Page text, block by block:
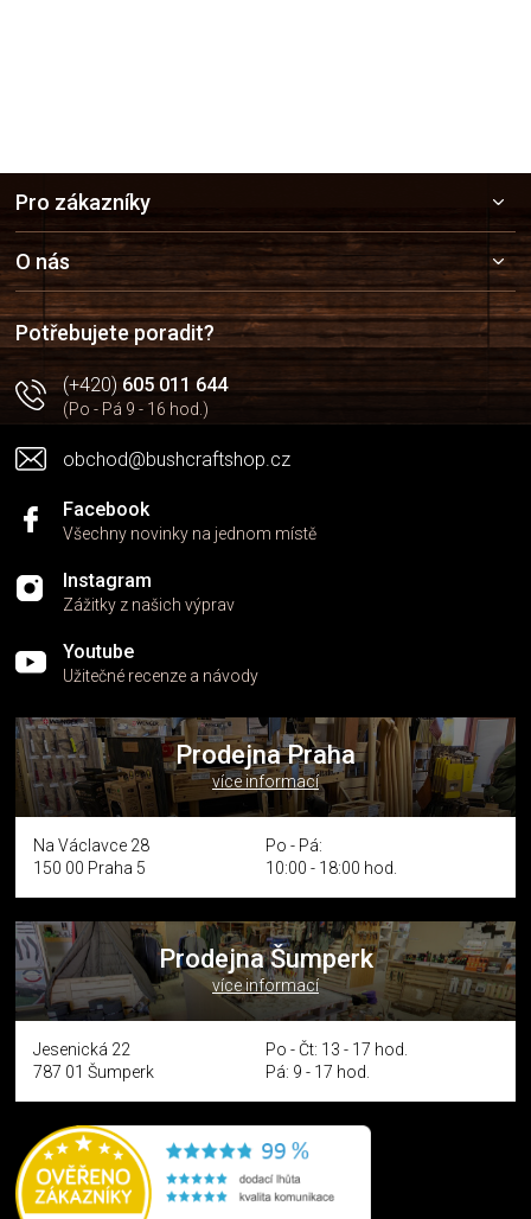
a
t
í
Pro zákazníky
O nás
Potřebujete poradit?
(+420)605 011 644
(Po - Pá 9 - 16 hod.)
obchod@bushcraftshop.cz
Facebook
Všechny novinky na jednom místě
Instagram
Zážitky z našich výprav
Youtube
Užitečné recenze a návody
Prodejna Praha
více informací
Na Václavce 28
150 00 Praha 5
Po - Pá:
10:00 - 18:00 hod.
Prodejna Šumperk
více informací
Jesenická 22
787 01 Šumperk
Po - Čt: 13 - 17 hod.
Pá: 9 - 17 hod.